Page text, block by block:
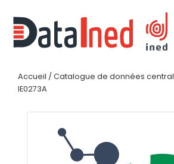
Accueil / Catalogue de données central
IE0273A